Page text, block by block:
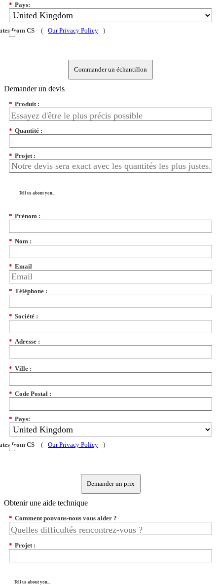
* Pays:
from CS ( Our Privacy Policy )
Commander un échantillon
Demander un devis
* Produit :
* Quantité :
* Projet :
Tell us about you...
* Prénom :
* Nom :
* Email
* Téléphone :
* Société :
* Adresse :
* Ville :
* Code Postal :
* Pays:
from CS ( Our Privacy Policy )
Demander un prix
Obtenir une aide technique
* Comment pouvons-nous vous aider ?
* Projet :
Tell us about you...